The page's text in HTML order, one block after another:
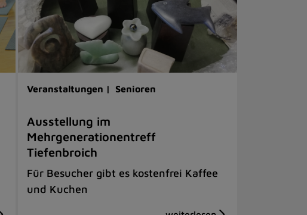
Veranstaltungen | Senioren
Ausstellung im
Mehrgenerationentreff
Tiefenbroich
Für Besucher gibt es kostenfrei Kaffee
und Kuchen